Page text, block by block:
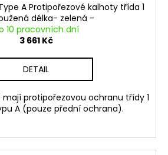
A Protipořezové kalhoty třída 1
délka- zelená -
10 pracovních dní
3 661 Kč
DETAIL
mají protipořezovou ochranu třídy 1
A (pouze přední ochrana).